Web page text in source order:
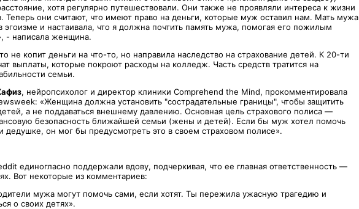
хотя регулярно путешествовали. Они также не проявляли интереса к жизни
Теперь они считают, что имеют право на деньги, которые муж оставил нам. Мать мужа
эгоизме и настаивала, что я должна почтить память мужа, помогая его пожилым
- написала женщина.
не копит деньги на что-то, но направила наследство на страхование детей. К 20-ти
выплаты, которые покроют расходы на колледж. Часть средств тратится на
семьи.
, нейропсихолог и директор клиники Comprehend the Mind, прокомментировала
«Женщина должна установить "сострадательные границы", чтобы защитить
а не поддаваться внешнему давлению. Основная цель страхового полиса —
безопасность ближайшей семьи (жены и детей). Если бы муж хотел помочь
дедушке, он мог бы предусмотреть это в своем страховом полисе».
единогласно поддержали вдову, подчеркивая, что ее главная ответственность —
Вот некоторые из комментариев:
мужа могут помочь сами, если хотят. Ты пережила ужасную трагедию и
о своих детях».